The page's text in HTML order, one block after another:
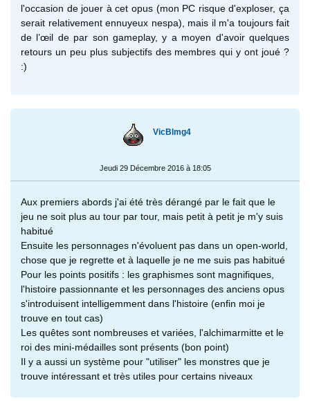
l'occasion de jouer à cet opus (mon PC risque d'exploser, ça
serait relativement ennuyeux nespa), mais il m'a toujours fait
de l’œil de par son gameplay, y a moyen d'avoir quelques
retours un peu plus subjectifs des membres qui y ont joué ?
:)
VicBlmg4
Jeudi 29 Décembre 2016 à 18:05
Aux premiers abords j'ai été très dérangé par le fait que le
jeu ne soit plus au tour par tour, mais petit à petit je m'y suis
habitué
Ensuite les personnages n'évoluent pas dans un open-world,
chose que je regrette et à laquelle je ne me suis pas habitué
Pour les points positifs : les graphismes sont magnifiques,
l'histoire passionnante et les personnages des anciens opus
s'introduisent intelligemment dans l'histoire (enfin moi je
trouve en tout cas)
Les quêtes sont nombreuses et variées, l'alchimarmitte et le
roi des mini-médailles sont présents (bon point)
Il y a aussi un système pour "utiliser" les monstres que je
trouve intéressant et très utiles pour certains niveaux